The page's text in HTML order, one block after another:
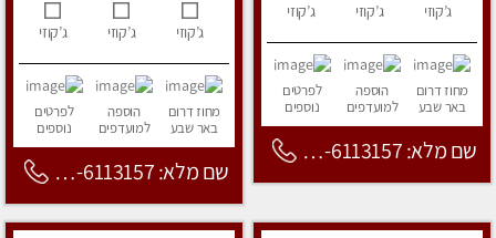
ג’קוזי ג’קוזי ג’קוזי
מחוז דרום
באר שבע
הוספה
למועדפים
לפרטים
נוספים
שם מלא: 053-6113157
ג’קוזי ג’קוזי ג’קוזי
מחוז דרום
באר שבע
הוספה
למועדפים
לפרטים
נוספים
שם מלא: 053-6113157